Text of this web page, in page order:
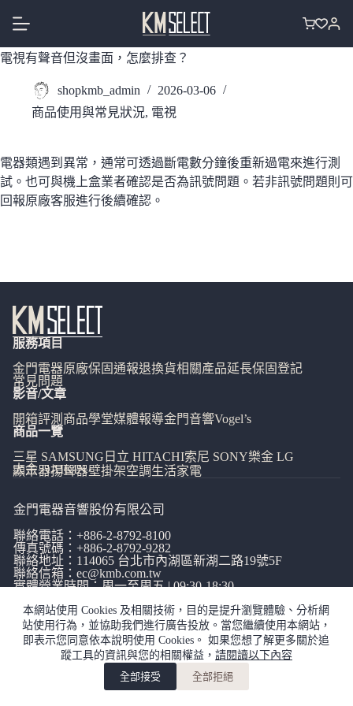
主
要
本網站使用 Cookies 及相關技術，目的是提升瀏覽體驗、分析網
站使用行為，並協助我們進行廣告投放。當您繼續使用本網站，
即表示您同意依本說明使用 Cookies。 如果您想了解更多關於追
蹤工具的資訊與您的相關權益， 請閱讀以下內容
全部接受
全部拒絕
購
電視有聲音但沒畫面，怎麼排查？
shopkmb_admin
2026-03-06
商品使用與常見狀況, 電視
電器類遇到異常，通常可透過斷電數分鐘後重新過電來進行測
試。也可與機上盒業者確認是否為訊號問題。若非訊號問題則可
回報原廠客服進行後續確認。
服務項目
金門電器原廠保固通報退換貨相關產品延長保固登記
常見問題
影音/文章
開箱評測 商品學堂媒體報導金門音響Vogel’s
商品一覽
三星 SAMSUNG 日立 HITACHI索尼 SONY樂金 LG
大金 DAIKIN
顯示器揚聲器壁掛架空調生活家電
金門電器音響股份有限公司
聯絡電話： +886-2-8792-8100
傳真號碼：+886-2-8792-9282
聯絡地址：114065 台北市內湖區新湖二路19號5F
聯絡信箱： ec@kmb.com.tw
實體營業時間：周一至周五 | 09:30-18:30
網站使用條款 隱私權政策
copyright©金門電器音響有限公司